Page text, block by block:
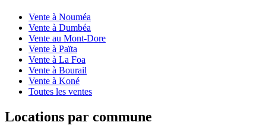
Vente à Nouméa
Vente à Dumbéa
Vente au Mont-Dore
Vente à Païta
Vente à La Foa
Vente à Bourail
Vente à Koné
Toutes les ventes
Locations par commune